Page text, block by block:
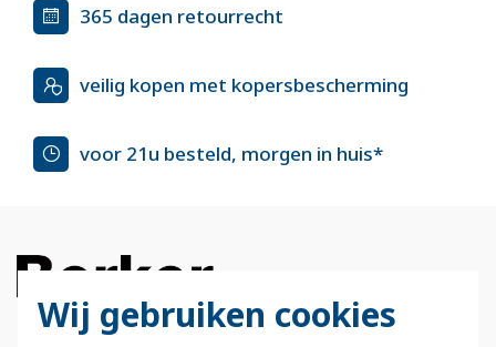
Wij gebruiken cookies
365 dagen retourrecht
veilig kopen met kopersbescherming
voor 21u besteld, morgen in huis*